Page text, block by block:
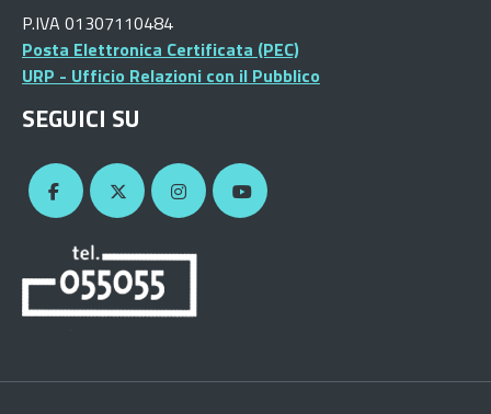
P.IVA 01307110484
Posta Elettronica Certificata (PEC)
URP - Ufficio Relazioni con il Pubblico
SEGUICI SU